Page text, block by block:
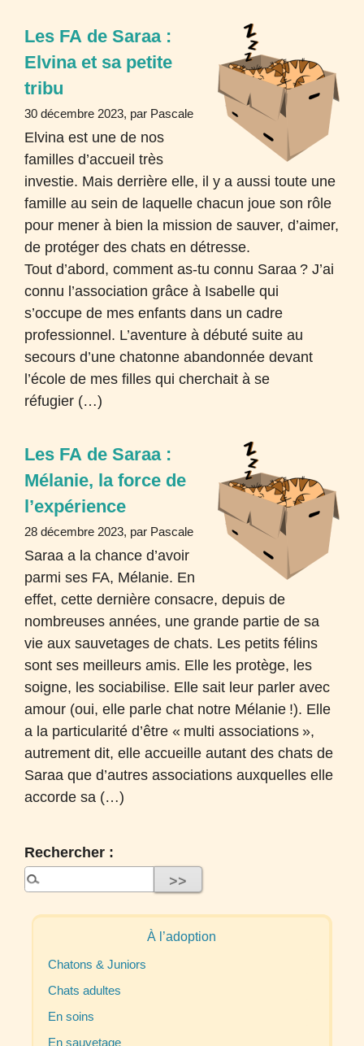
Les FA de Saraa :
Elvina et sa petite
tribu
30 décembre 2023, par Pascale
Elvina est une de nos
familles d’accueil très
investie. Mais derrière elle, il y a aussi toute une
famille au sein de laquelle chacun joue son rôle
pour mener à bien la mission de sauver, d’aimer,
de protéger des chats en détresse.
Tout d’abord, comment as-tu connu Saraa ? J’ai
connu l’association grâce à Isabelle qui
s’occupe de mes enfants dans un cadre
professionnel. L’aventure à débuté suite au
secours d’une chatonne abandonnée devant
l’école de mes filles qui cherchait à se
réfugier (…)
Les FA de Saraa :
Mélanie, la force de
l’expérience
28 décembre 2023, par Pascale
Saraa a la chance d’avoir
parmi ses FA, Mélanie. En
effet, cette dernière consacre, depuis de
nombreuses années, une grande partie de sa
vie aux sauvetages de chats. Les petits félins
sont ses meilleurs amis. Elle les protège, les
soigne, les sociabilise. Elle sait leur parler avec
amour (oui, elle parle chat notre Mélanie !). Elle
a la particularité d’être « multi associations »,
autrement dit, elle accueille autant des chats de
Saraa que d’autres associations auxquelles elle
accorde sa (…)
Rechercher :
À l’adoption
Chatons & Juniors
Chats adultes
En soins
En sauvetage